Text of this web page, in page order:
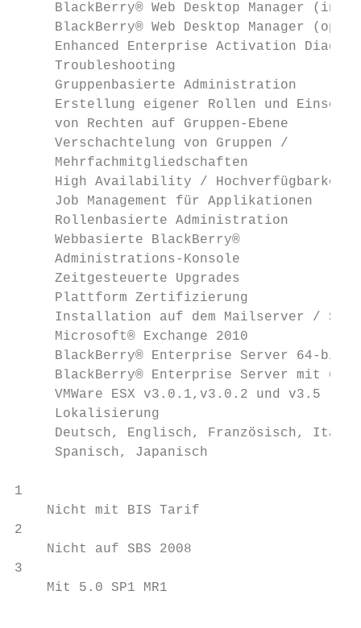
BlackBerry® Web Desktop Manager
BlackBerry® Web Desktop Manager
Enhanced Enterprise Activation
     Troubleshooting
Gruppenbasierte Administration
Erstellung eigener Rollen und
     von Rechten auf Gruppen-Ebene
Verschachtelung von Gruppen /
     Mehrfachmitgliedschaften
High Availability / Hochverfügbarkeit
Job Management für Applikationen
Rollenbasierte Administration
Webbasierte BlackBerry®
     Administrations-Konsole
Zeitgesteuerte Upgrades
     Plattform Zertifizierung
Installation auf dem Mailserver /
Microsoft® Exchange 2010
BlackBerry® Enterprise Server 64-bit
BlackBerry® Enterprise Server mit
VMWare ESX v3.0.1,v3.0.2 und v3.5
     Lokalisierung
Deutsch, Englisch, Französisch,
     Spanisch, Japanisch
1
    Nicht mit BIS Tarif
2
    Nicht auf SBS 2008
3
    Mit 5.0 SP1 MR1